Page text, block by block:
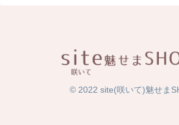
© 2022 site(咲いて)魅せま